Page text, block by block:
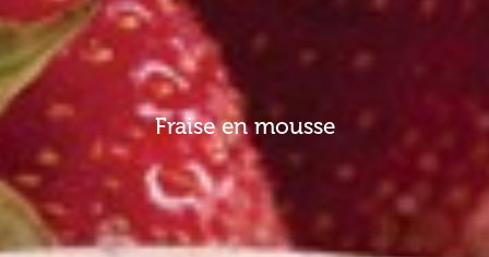
Fraise en mousse